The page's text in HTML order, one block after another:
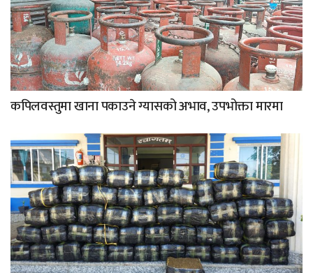
कपिलवस्तुमा खाना पकाउने ग्यासको अभाव, उपभोक्ता मारमा